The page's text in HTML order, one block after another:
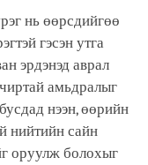
нь өөрсдийгөө
гэсэн утга
эрдэнэд аврал
амьдралыг
нээн, өөрийн
нийтийн сайн
оруулж болохыг